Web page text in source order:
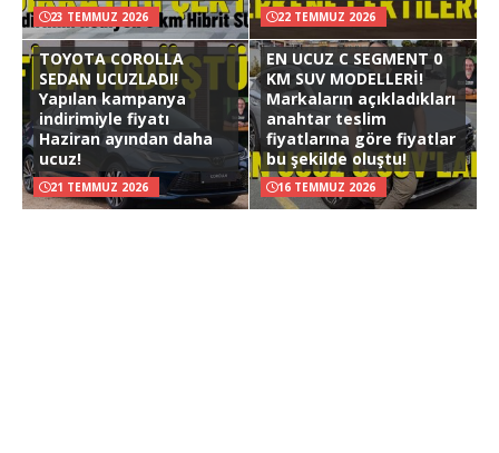
23 TEMMUZ 2026 22 TEMMUZ 2026
TOYOTA COROLLA
SEDAN UCUZLADI!
Yapılan kampanya
indirimiyle fiyatı
Haziran ayından daha
ucuz!
21 TEMMUZ 2026
EN UCUZ C SEGMENT 0
KM SUV MODELLERİ!
Markaların açıkladıkları
anahtar teslim
fiyatlarına göre fiyatlar
bu şekilde oluştu!
16 TEMMUZ 2026